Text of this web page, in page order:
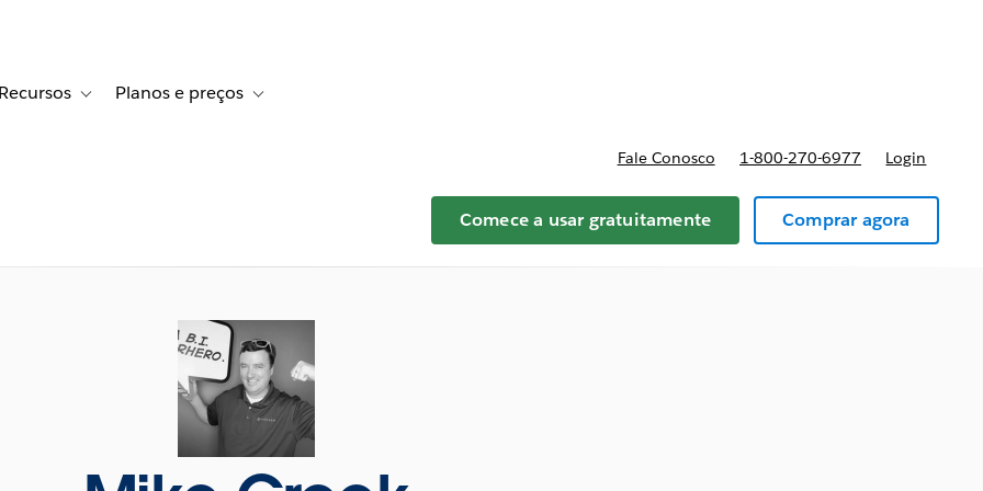
Histórias de clientes
sub-navigation for Soluções
Recursos Toggle sub-navigation for Recursos
Planos e preços Toggle sub-navigation for Planos e preços
Fale Conosco 1-800-270-6977 Login
Comece a usar gratuitamente Comprar agora